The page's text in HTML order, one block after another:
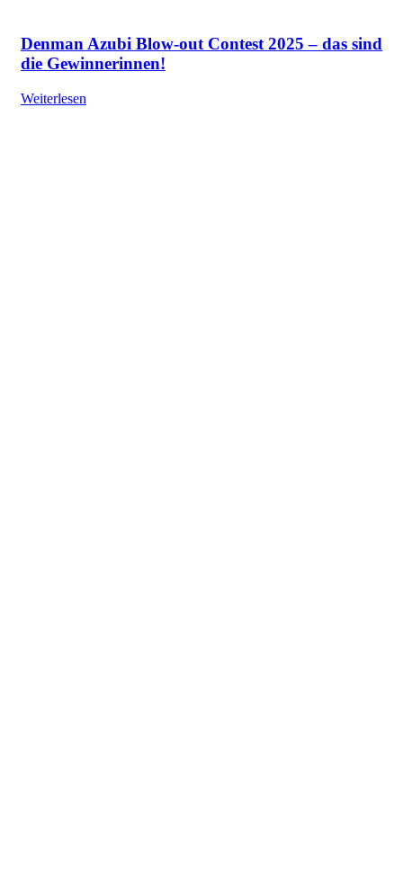
Denman Azubi Blow-out Contest 2025 – das sind
die Gewinnerinnen!
Weiterlesen